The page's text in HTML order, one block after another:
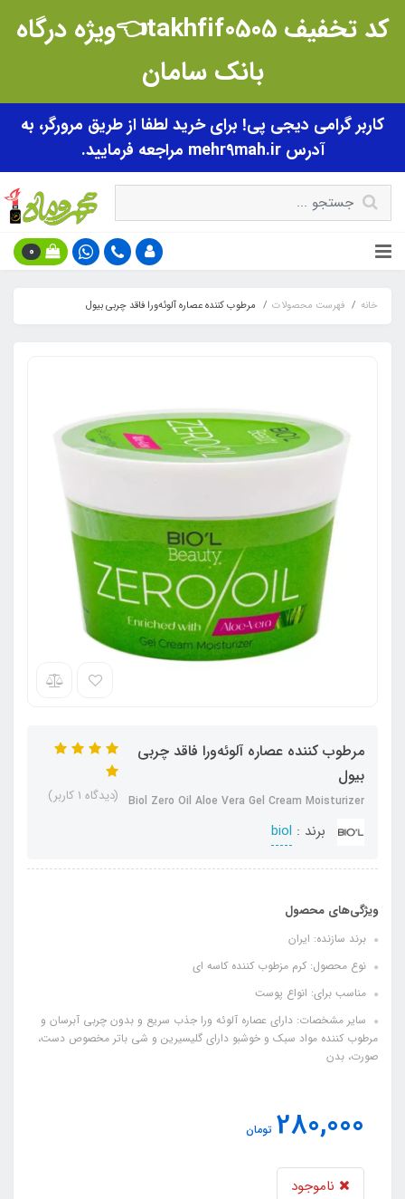
کد تخفیف takhfif0505👈ویژه درگاه
بانک سامان
کاربر گرامی دیجی پی! برای خرید لطفا از طریق مرورگر، به
آدرس mehr9mah.ir مراجعه فرمایید.
0
خانه فهرست محصولات مرطوب‌ کننده عصاره آلوئه‌ورا فاقد چربی بیول
مرطوب‌ کننده عصاره آلوئه‌ورا فاقد چربی
بیول
Biol Zero Oil Aloe Vera Gel Cream Moisturizer
برند : biol
(دیدگاه 1 کاربر)
ویژگی‌های محصول
برند سازنده: ایران
نوع محصول: کرم مزطوب کننده کاسه ای
مناسب برای: انواع پوست
سایر مشخصات: دارای عصاره آلوئه ورا جذب سریع و بدون چربی آبرسان و
مرطوب کننده مواد سبک و خوشبو دارای گلیسیرین و شی باتر مخصوص دست،
صورت، بدن
280,000 تومان
ناموجود